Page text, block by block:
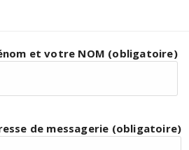
et votre NOM (obligatoire)
de messagerie (obligatoire)